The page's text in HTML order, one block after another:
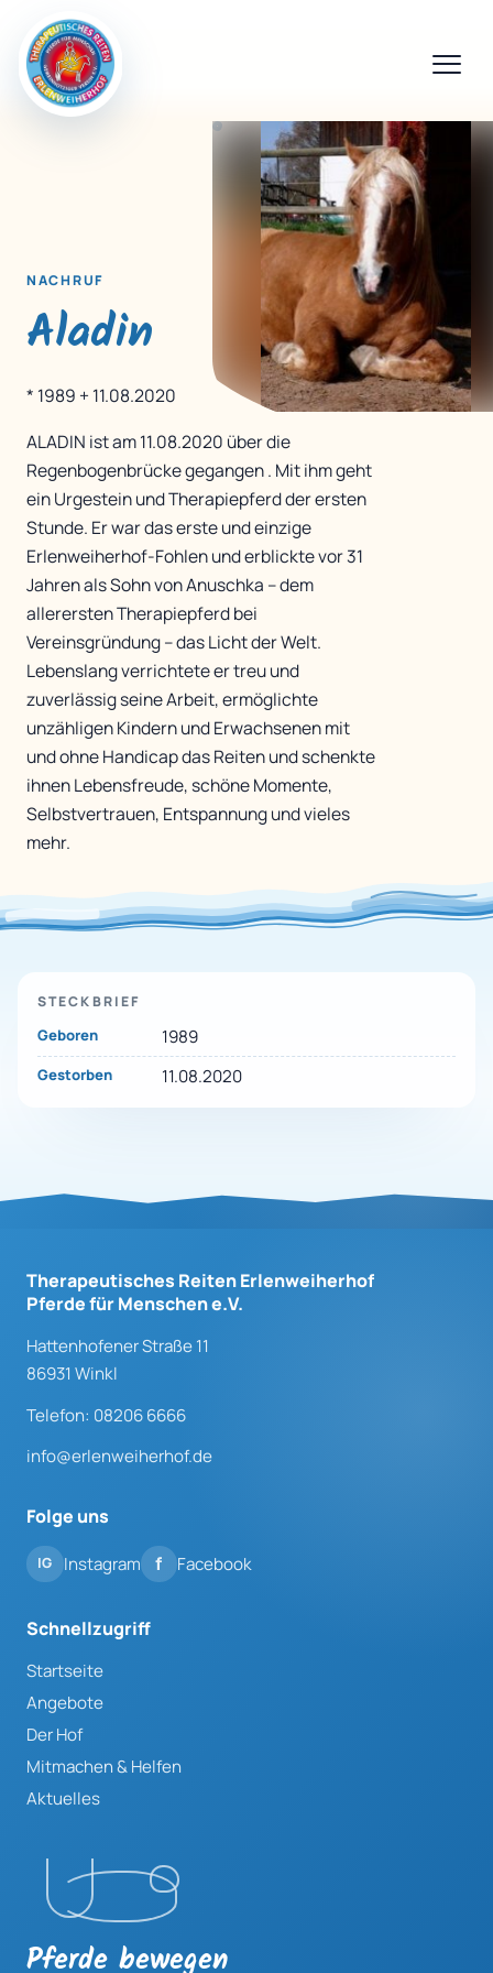
NACHRUF
Aladin
* 1989 + 11.08.2020
ALADIN ist am 11.08.2020 über die
Regenbogenbrücke gegangen . Mit ihm geht
ein Urgestein und Therapiepferd der ersten
Stunde. Er war das erste und einzige
Erlenweiherhof-Fohlen und erblickte vor 31
Jahren als Sohn von Anuschka – dem
allerersten Therapiepferd bei
Vereinsgründung – das Licht der Welt.
Lebenslang verrichtete er treu und
zuverlässig seine Arbeit, ermöglichte
unzähligen Kindern und Erwachsenen mit
und ohne Handicap das Reiten und schenkte
ihnen Lebensfreude, schöne Momente,
Selbstvertrauen, Entspannung und vieles
mehr.
STECKBRIEF
Geboren 1989
Gestorben 11.08.2020
Therapeutisches Reiten Erlenweiherhof
Pferde für Menschen e.V.
Hattenhofener Straße 11
86931 Winkl
Telefon: 08206 6666
info@erlenweiherhof.de
Folge uns
Instagram Facebook
Schnellzugriff
Startseite
Angebote
Der Hof
Mitmachen & Helfen
Aktuelles
Pferde bewegen